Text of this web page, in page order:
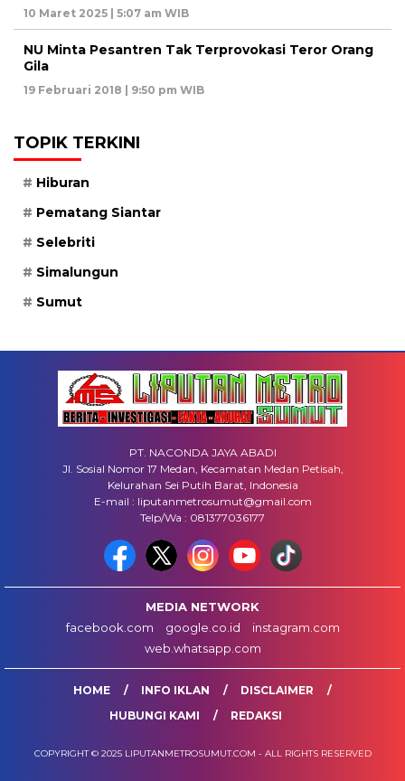
10 Maret 2025 | 5:07 am WIB
NU Minta Pesantren Tak Terprovokasi Teror Orang
Gila
19 Februari 2018 | 9:50 pm WIB
TOPIK TERKINI
Hiburan
Pematang Siantar
Selebriti
Simalungun
Sumut
PT. NACONDA JAYA ABADI
Jl. Sosial Nomor 17 Medan, Kecamatan Medan Petisah,
Kelurahan Sei Putih Barat, Indonesia
E-mail : liputanmetrosumut@gmail.com
Telp/Wa : 081377036177
MEDIA NETWORK
facebook.com
google.co.id
instagram.com
web.whatsapp.com
HOME INFO IKLAN
DISCLAIMER
HUBUNGI KAMI
REDAKSI
COPYRIGHT © 2025 LIPUTANMETROSUMUT.COM - ALL RIGHTS RESERVED